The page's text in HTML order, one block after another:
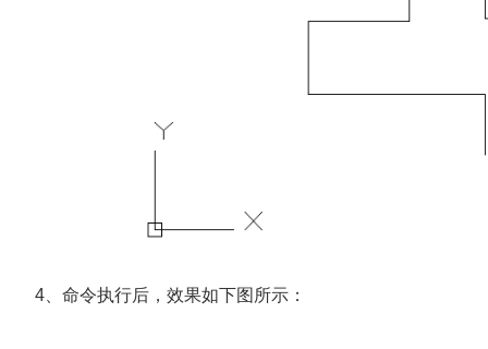
4、命令执行后，效果如下图所示：